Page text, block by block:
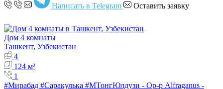
Написать в Telegram Оставить заявку
Дом 4 комнаты
Ташкент, Узбекистан
4
124 м²
1
#Мирабад #Саракулька #МТонгЮлдузи - Ор-р Alfraganus -